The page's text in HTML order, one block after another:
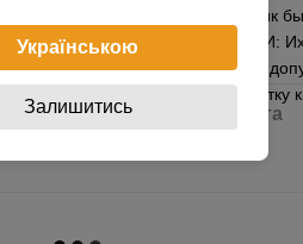
для того чтобы
УХОДУ ЗА ФОРМАМИ: Их
моющих средств. Не
типа, а также
Доставка Оплата
Українською
Залишитись